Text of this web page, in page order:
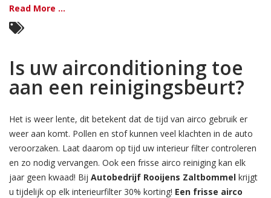
Read More ...
Is uw airconditioning toe
aan een reinigingsbeurt?
Het is weer lente, dit betekent dat de tijd van airco gebruik er
weer aan komt. Pollen en stof kunnen veel klachten in de auto
veroorzaken. Laat daarom op tijd uw interieur filter controleren
en zo nodig vervangen. Ook een frisse airco reiniging kan elk
jaar geen kwaad! Bij Autobedrijf Rooijens Zaltbommel krijgt
u tijdelijk op elk interieurfilter 30% korting! Een frisse airco